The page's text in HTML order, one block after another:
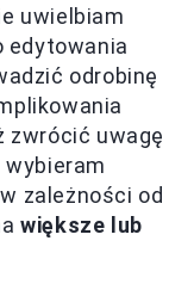
uwielbiam
edytowania
odrobinę
zwrócić uwagę
zależności od
większe lub